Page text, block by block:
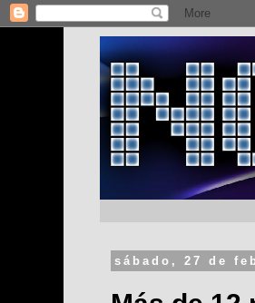
sábado, 27 de